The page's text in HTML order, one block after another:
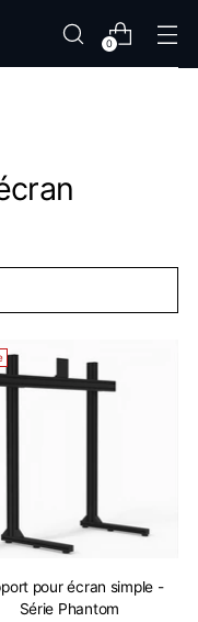
0
pour écran simple -
Série Phantom